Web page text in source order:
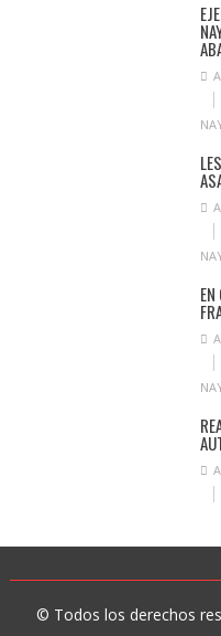
© Todos los derechos